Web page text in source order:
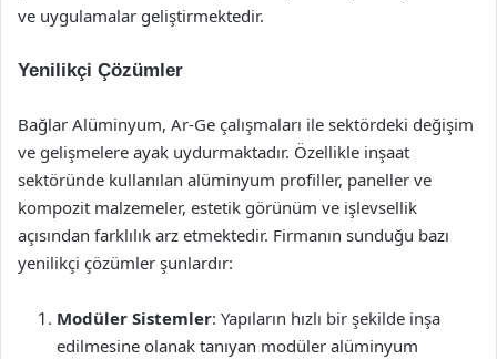
ve uygulamalar geliştirmektedir.
Yenilikçi Çözümler
Bağlar Alüminyum, Ar-Ge çalışmaları ile sektördeki değişim
ve gelişmelere ayak uydurmaktadır. Özellikle inşaat
sektöründe kullanılan alüminyum profiller, paneller ve
kompozit malzemeler, estetik görünüm ve işlevsellik
açısından farklılık arz etmektedir. Firmanın sunduğu bazı
yenilikçi çözümler şunlardır:
Modüler Sistemler: Yapıların hızlı bir şekilde inşa
edilmesine olanak tanıyan modüler alüminyum